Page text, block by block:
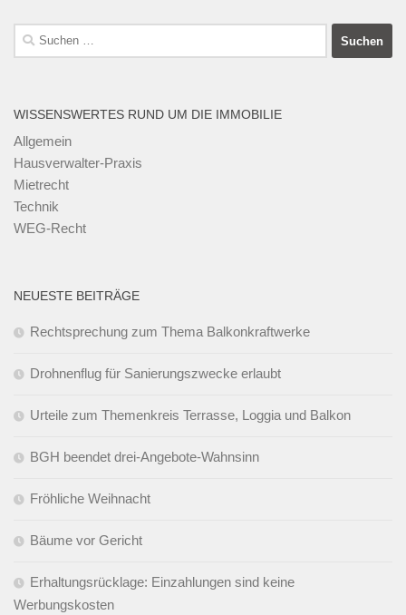
Suchen
nach:
WISSENSWERTES RUND UM DIE IMMOBILIE
Allgemein
Hausverwalter-Praxis
Mietrecht
Technik
WEG-Recht
NEUESTE BEITRÄGE
Rechtsprechung zum Thema Balkonkraftwerke
Drohnenflug für Sanierungszwecke erlaubt
Urteile zum Themenkreis Terrasse, Loggia und Balkon
BGH beendet drei-Angebote-Wahnsinn
Fröhliche Weihnacht
Bäume vor Gericht
Erhaltungsrücklage: Einzahlungen sind keine
Werbungskosten